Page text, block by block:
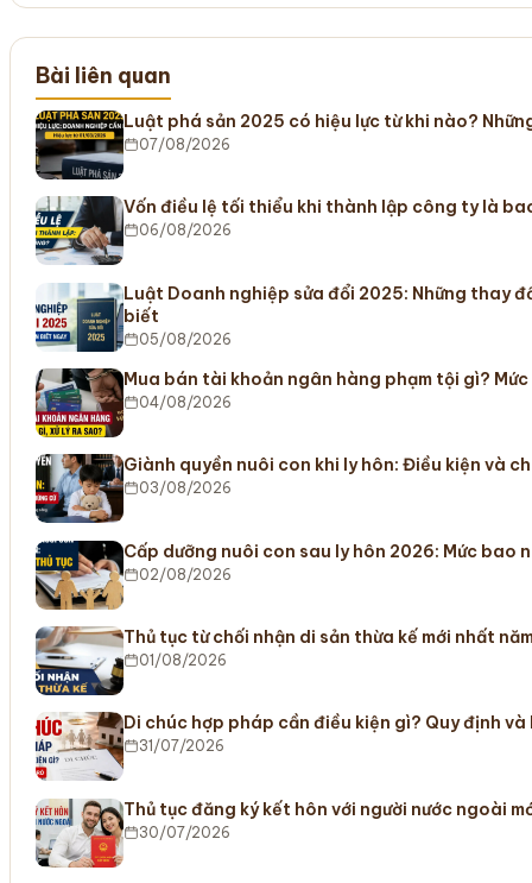
Bài liên quan
Luật phá sản 2025 có hiệu lực từ khi nào?
07/08/2026
Vốn điều lệ tối thiểu khi thành lập công ty là
06/08/2026
Luật Doanh nghiệp sửa đổi 2025: Những thay
biết
05/08/2026
Mua bán tài khoản ngân hàng phạm tội gì?
04/08/2026
Giành quyền nuôi con khi ly hôn: Điều kiện và
03/08/2026
Cấp dưỡng nuôi con sau ly hôn 2026: Mức bao
02/08/2026
Thủ tục từ chối nhận di sản thừa kế mới nhất
01/08/2026
Di chúc hợp pháp cần điều kiện gì? Quy định và
31/07/2026
Thủ tục đăng ký kết hôn với người nước ngoài
30/07/2026